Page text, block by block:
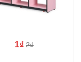
1₫ 2₫